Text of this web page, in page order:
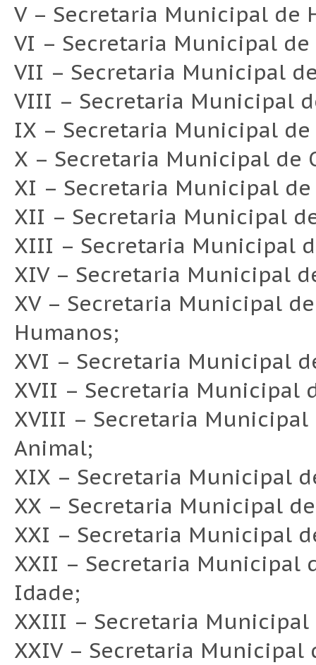
V – Secretaria Municipal de
VI – Secretaria Municipal
VII – Secretaria Municipal
VIII – Secretaria Municipal
IX – Secretaria Municipal
X – Secretaria Municipal de
XI – Secretaria Municipal
XII – Secretaria Municipal
XIII – Secretaria Municipal
XIV – Secretaria Municipal
XV – Secretaria Municipal
Humanos;
XVI – Secretaria Municipal
XVII – Secretaria Municipal
XVIII – Secretaria
Animal;
XIX – Secretaria Municipal
XX – Secretaria Municipal
XXI – Secretaria Municipal
XXII – Secretaria Municipal
Idade;
XXIII – Secretaria
XXIV – Secretaria Municipal